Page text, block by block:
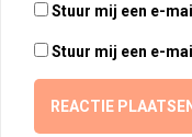
Stuur mij een e-
Stuur mij een e-